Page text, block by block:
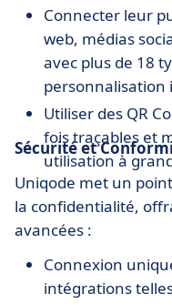
Connecter leur
web, médias
avec plus de 18
personnalisation
Utiliser des QR
fois traçables et
utilisation à
Sécurité et
Uniqode met un
la confidentialité,
avancées :
Connexion
intégrations